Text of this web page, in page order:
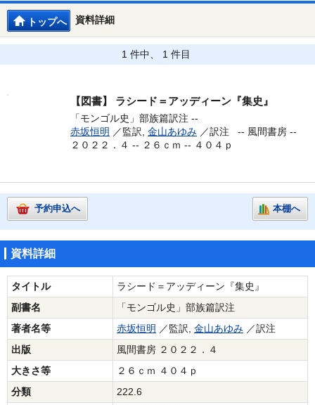
資料詳細
トップへ
1 件中、 1 件目
【図書】 ラシード＝アッディーン『集史』
「モンゴル史」部族篇訳注 --
赤坂恒明 ／監訳, 金山あゆみ ／訳注 -- 風間書房 --
２０２２．４ -- ２６ｃｍ -- ４０４ｐ
予約申込へ 本棚へ
資料詳細
タイトル
ラシード＝アッディーン『集史』
副書名
「モンゴル史」部族篇訳注
著者名等
赤坂恒明 ／監訳, 金山あゆみ ／訳注
出版
風間書房 ２０２２．４
大きさ等
２６ｃｍ ４０４ｐ
分類
222.6